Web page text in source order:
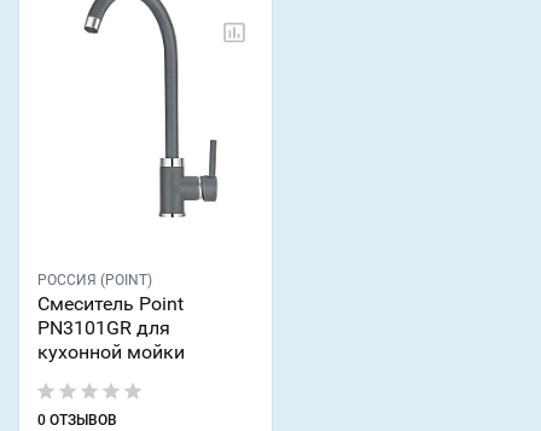
РОССИЯ (POINT)
Смеситель Point
PN3101GR для
кухонной мойки
0 ОТЗЫВОВ